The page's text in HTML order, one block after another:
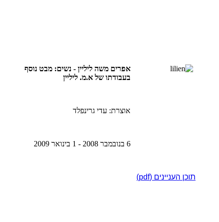
אפרים משה ליליין - נשים: מבט נוסף
בעבודתו של א.מ. ליליין
אוצרת: עדי גרינפלד
6 בנובמבר 2008 - 1 בינואר 2009
תוכן העניינים (pdf)